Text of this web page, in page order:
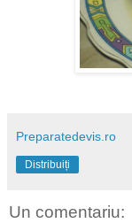
Preparatedevis.ro
Distribuiți
Un comentariu: